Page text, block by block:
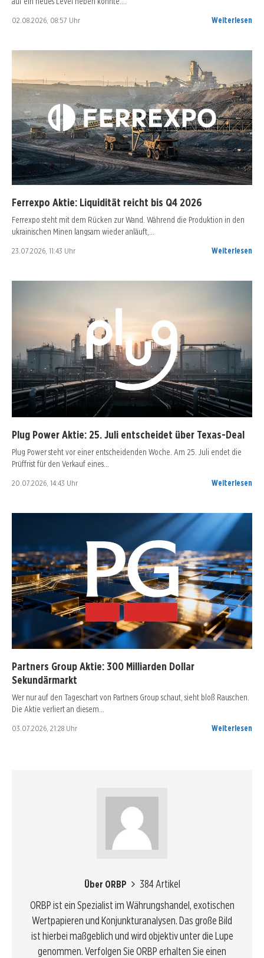
02.08.2026, 08:57 Uhr Weiterlesen
Ferrexpo Aktie: Liquidität reicht bis Q4 2026
Ferrexpo steht mit dem Rücken zur Wand. Während die Produktion in den
ukrainischen Minen langsam wieder anläuft,…
23.07.2026, 11:43 Uhr Weiterlesen
Plug Power Aktie: 25. Juli entscheidet über Texas-Deal
Plug Power steht vor einer entscheidenden Woche. Am 25. Juli endet die
Prüffrist für den Verkauf eines…
20.07.2026, 14:43 Uhr Weiterlesen
Partners Group Aktie: 300 Milliarden Dollar
Sekundärmarkt
Wer nur auf den Tageschart von Partners Group schaut, sieht bloß Rauschen.
Die Aktie verliert an diesem…
03.07.2026, 21:28 Uhr Weiterlesen
Über ORBP
384 Artikel
ORBP ist ein Spezialist im Währungshandel, exotischen
Wertpapieren und Konjunkturanalysen. Das große Bild
ist hierbei maßgeblich und wird objektiv unter die Lupe
genommen. Verfolgen Sie ORBP erhalten Sie einen